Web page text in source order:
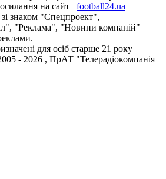
на сайт
football24.ua
знаком "Спецпроект",
"Реклама", "Новини компаній"
для осіб старше 21 року
- 2026 , ПрАТ "Телерадіокомпанія